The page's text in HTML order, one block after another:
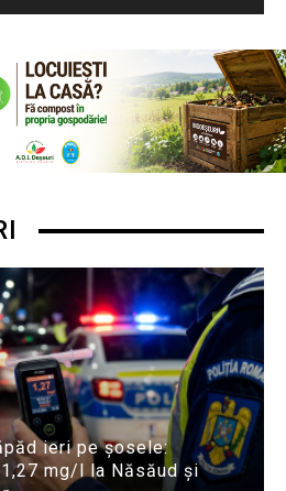
ieri pe șosele:
mg/l la Năsăud și